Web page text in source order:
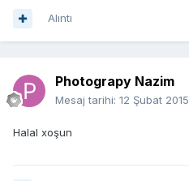
Alıntı
Photograpy Nazim
Mesaj tarihi: 12 Şubat 2015
Halal xoşun